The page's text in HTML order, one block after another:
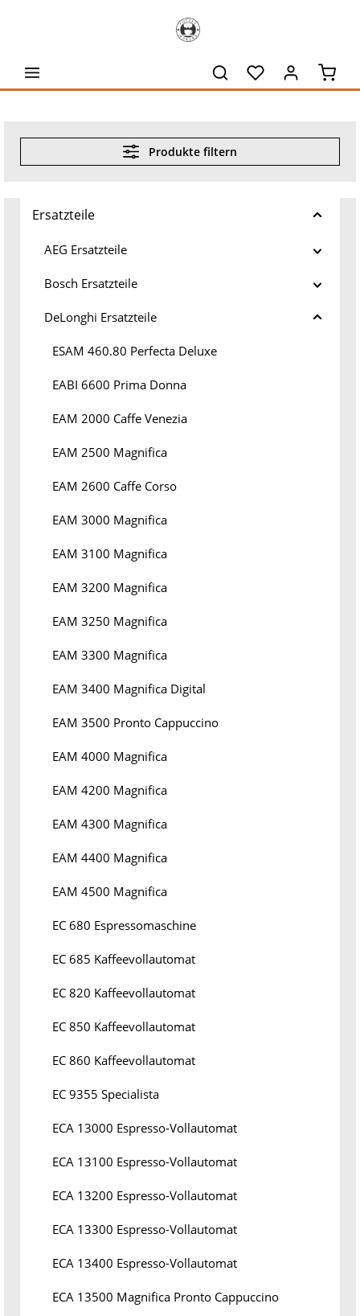
Produkte filtern
Ersatzteile
AEG Ersatzteile
Bosch Ersatzteile
DeLonghi Ersatzteile
ESAM 460.80 Perfecta Deluxe
EABI 6600 Prima Donna
EAM 2000 Caffe Venezia
EAM 2500 Magnifica
EAM 2600 Caffe Corso
EAM 3000 Magnifica
EAM 3100 Magnifica
EAM 3200 Magnifica
EAM 3250 Magnifica
EAM 3300 Magnifica
EAM 3400 Magnifica Digital
EAM 3500 Pronto Cappuccino
EAM 4000 Magnifica
EAM 4200 Magnifica
EAM 4300 Magnifica
EAM 4400 Magnifica
EAM 4500 Magnifica
EC 680 Espressomaschine
EC 685 Kaffeevollautomat
EC 820 Kaffeevollautomat
EC 850 Kaffeevollautomat
EC 860 Kaffeevollautomat
EC 9355 Specialista
ECA 13000 Espresso-Vollautomat
ECA 13100 Espresso-Vollautomat
ECA 13200 Espresso-Vollautomat
ECA 13300 Espresso-Vollautomat
ECA 13400 Espresso-Vollautomat
ECA 13500 Magnifica Pronto Cappuccino